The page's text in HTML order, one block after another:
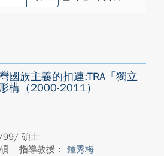
國族主義的扣連:TRA「獨立
構（2000-2011）
99/ 碩士
指導教授： 鍾秀梅